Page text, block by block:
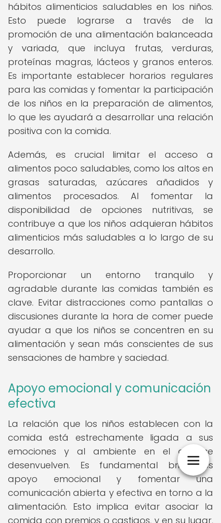
hábitos alimenticios saludables en los niños.
Esto puede lograrse a través de la
promoción de una alimentación balanceada
y variada, que incluya frutas, verduras,
proteínas magras, lácteos y granos enteros.
Es importante establecer horarios regulares
para las comidas y fomentar la participación
de los niños en la preparación de alimentos,
lo que les ayudará a desarrollar una relación
positiva con la comida.
Además, es crucial limitar el acceso a
alimentos poco saludables, como los altos en
grasas saturadas, azúcares añadidos y
alimentos procesados. Al fomentar la
disponibilidad de opciones nutritivas, se
contribuye a que los niños adquieran hábitos
alimenticios más saludables a lo largo de su
desarrollo.
Proporcionar un entorno tranquilo y
agradable durante las comidas también es
clave. Evitar distracciones como pantallas o
discusiones durante la hora de comer puede
ayudar a que los niños se concentren en su
alimentación y sean más conscientes de sus
sensaciones de hambre y saciedad.
Apoyo emocional y comunicación
efectiva
La relación que los niños establecen con la
comida está estrechamente ligada a sus
emociones y al ambiente en el que se
desenvuelven. Es fundamental brindarles
apoyo emocional y fomentar una
comunicación abierta y efectiva en torno a la
alimentación. Esto implica evitar asociar la
comida con premios o castigos, y en su lugar,